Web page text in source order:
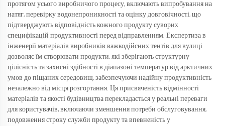
протягом усього виробничого процесу, включають випробування на
натяг, перевірку водонепроникності та оцінку довговічності, що
підтверджують відповідність кожного продукту суворих
специфікацій продуктивності перед відправленням. Експертиза в
інженерії матеріалів виробників важкодійсних тентів для вулиці
дозволяє їм створювати продукти, які зберігають структурну
цілісність та захисні здібності в діапазоні температур від арктичних
умов до піщаних середовищ, забезпечуючи надійну продуктивність
незалежно від місця розгортання. Ця присвяченість відмінності
матеріалів та якості будівництва перекладається у реальні переваги
для користувачів, включаючи зменшення потреби обслуговування,
подовження строку служби продукту та впевненість у